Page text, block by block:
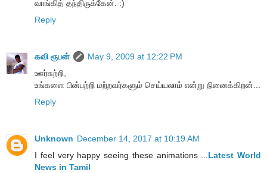
வாங்கித் தந்திருக்கேன். :)
Reply
கவி ரூபன்
May 9, 2009 at 12:22 PM
ஊர்சுற்றி,
உங்களை பின்பற்றி மற்றவர்களும் செய்யலாம் என்று நினைக்கிறன்...
Reply
Unknown December 14, 2017 at 10:19 AM
I feel very happy seeing these animations ... Latest World
News in Tamil